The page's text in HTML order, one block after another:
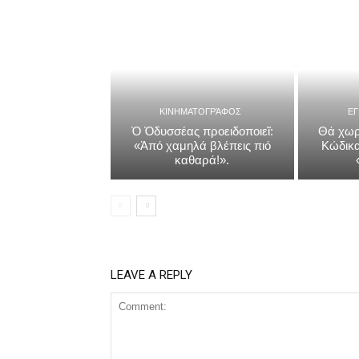
ΚΙΝΗΜΑΤΟΓΡΆΦΟΣ
Ὁ Ὀδυσσέας προειδοποιεῖ:
«Ἀπό χαμηλά βλέπεις πιό
καθαρά!».
Θά
LEAVE A REPLY